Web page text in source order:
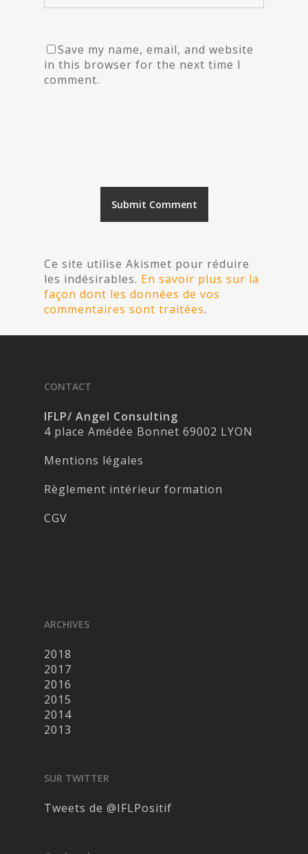
Save my name, email, and website
in this browser for the next time I
comment.
Ce site utilise Akismet pour réduire
les indésirables. En savoir plus sur la
façon dont les données de vos
commentaires sont traitées.
CONTACT
IFLP/ Angel Consulting
4 place Amédée Bonnet 69002 LYON
Mentions légales
Règlement intérieur formation
CGV
ARCHIVES
2018
2017
2016
2015
2014
2013
SUR TWITTER
Tweets de @IFLPositif